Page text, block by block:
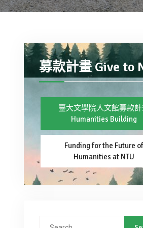
募款計畫 Give to
臺大文學院人文館募款
Humanities Building
Funding for the Future of
Humanities at NTU